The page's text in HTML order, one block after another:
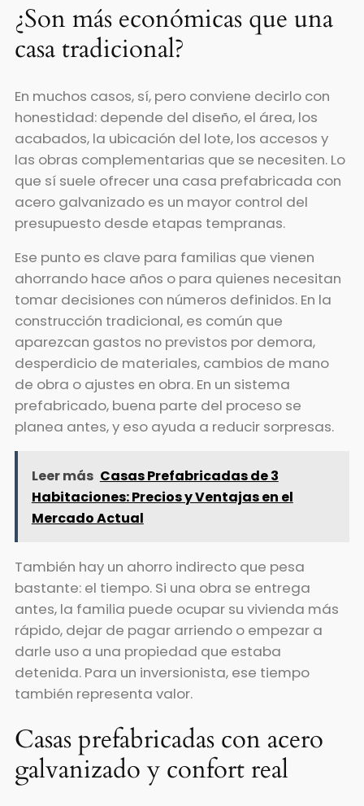
¿Son más económicas que una
casa tradicional?
En muchos casos, sí, pero conviene decirlo con
honestidad: depende del diseño, el área, los
acabados, la ubicación del lote, los accesos y
las obras complementarias que se necesiten. Lo
que sí suele ofrecer una casa prefabricada con
acero galvanizado es un mayor control del
presupuesto desde etapas tempranas.
Ese punto es clave para familias que vienen
ahorrando hace años o para quienes necesitan
tomar decisiones con números definidos. En la
construcción tradicional, es común que
aparezcan gastos no previstos por demora,
desperdicio de materiales, cambios de mano
de obra o ajustes en obra. En un sistema
prefabricado, buena parte del proceso se
planea antes, y eso ayuda a reducir sorpresas.
Leer más Casas Prefabricadas de 3
Habitaciones: Precios y Ventajas en el
Mercado Actual
También hay un ahorro indirecto que pesa
bastante: el tiempo. Si una obra se entrega
antes, la familia puede ocupar su vivienda más
rápido, dejar de pagar arriendo o empezar a
darle uso a una propiedad que estaba
detenida. Para un inversionista, ese tiempo
también representa valor.
Casas prefabricadas con acero
galvanizado y confort real